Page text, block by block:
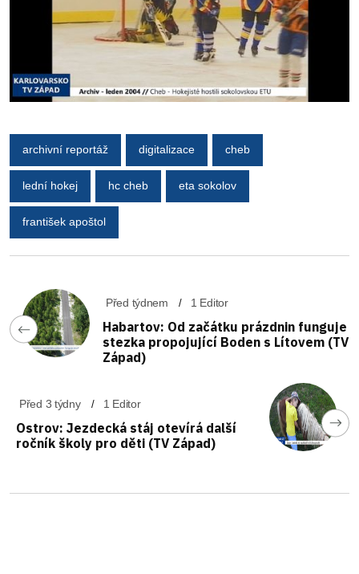
archivní reportáž digitalizace cheb
lední hokej hc cheb eta sokolov
františek apoštol
Před týdnem 1 Editor
Habartov: Od začátku prázdnin funguje
stezka propojující Boden s Lítovem (TV
Západ)
Před 3 týdny 1 Editor
Ostrov: Jezdecká stáj otevírá další
ročník školy pro děti (TV Západ)